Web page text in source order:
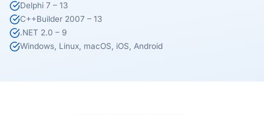
Delphi 7 – 13
C++Builder 2007 – 13
.NET 2.0 – 9
Windows, Linux, macOS, iOS, Android